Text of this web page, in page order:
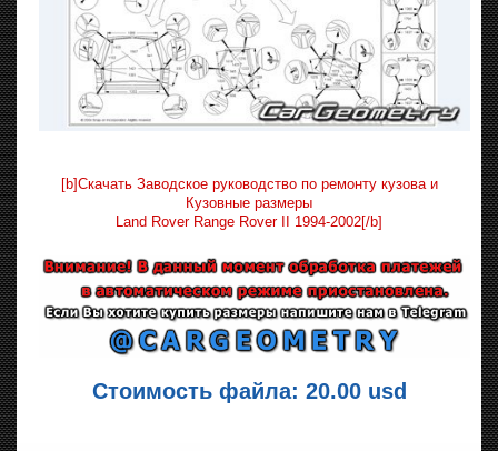
[b]Скачать Заводское руководство по ремонту кузова и
Кузовные размеры
Land Rover Range Rover II 1994-2002[/b]
Стоимость файла: 20.00 usd